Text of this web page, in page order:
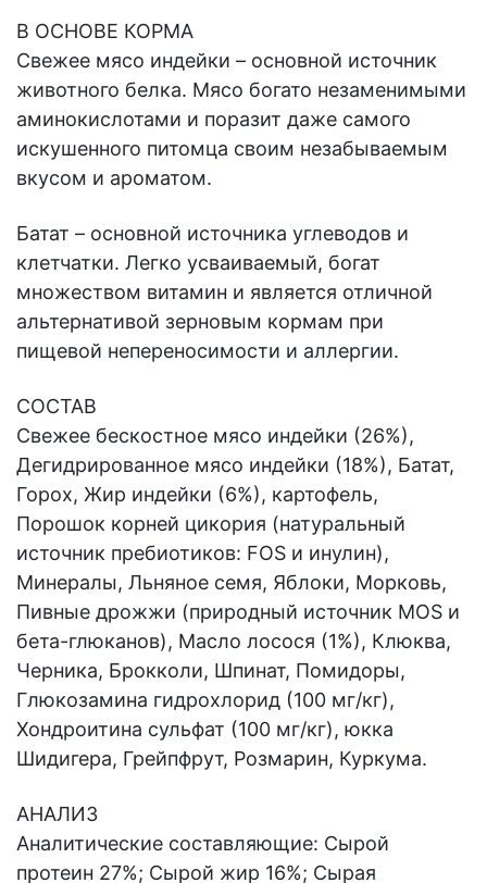
В ОСНОВЕ КОРМА
Свежее мясо индейки – основной источник
животного белка. Мясо богато незаменимыми
аминокислотами и поразит даже самого
искушенного питомца своим незабываемым
вкусом и ароматом.
Батат – основной источника углеводов и
клетчатки. Легко усваиваемый, богат
множеством витамин и является отличной
альтернативой зерновым кормам при
пищевой непереносимости и аллергии.
СОСТАВ
Свежее бескостное мясо индейки (26%),
Дегидрированное мясо индейки (18%), Батат,
Горох, Жир индейки (6%), картофель,
Порошок корней цикория (натуральный
источник пребиотиков: FOS и инулин),
Минералы, Льняное семя, Яблоки, Морковь,
Пивные дрожжи (природный источник MOS и
бета-глюканов), Масло лосося (1%), Клюква,
Черника, Брокколи, Шпинат, Помидоры,
Глюкозамина гидрохлорид (100 мг/кг),
Хондроитина сульфат (100 мг/кг), юкка
Шидигера, Грейпфрут, Розмарин, Куркума.
АНАЛИЗ
Аналитические составляющие: Сырой
протеин 27%; Сырой жир 16%; Сырая